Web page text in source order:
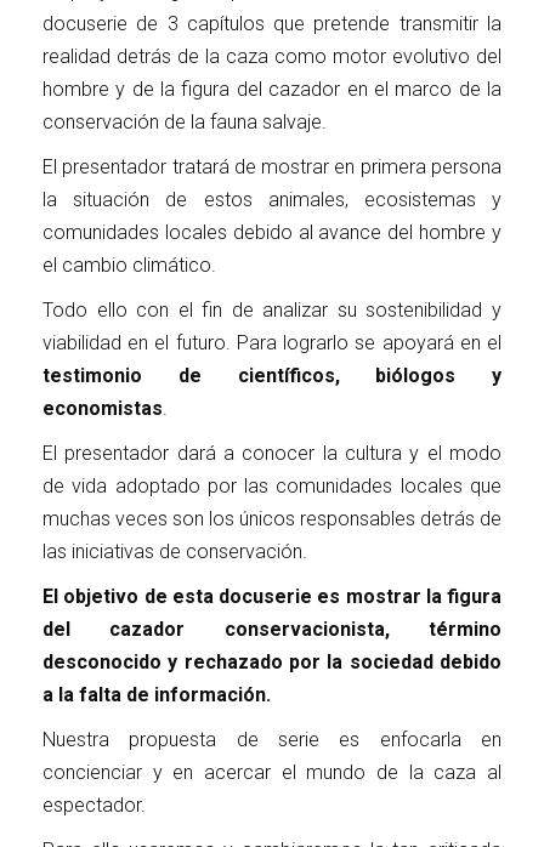
docuserie de 3 capítulos que pretende transmitir la
realidad detrás de la caza como motor evolutivo del
hombre y de la figura del cazador en el marco de la
conservación de la fauna salvaje.
El presentador tratará de mostrar en primera persona
la situación de estos animales, ecosistemas y
comunidades locales debido al avance del hombre y
el cambio climático.
Todo ello con el fin de analizar su sostenibilidad y
viabilidad en el futuro. Para lograrlo se apoyará en el
testimonio de científicos, biólogos y
economistas.
El presentador dará a conocer la cultura y el modo
de vida adoptado por las comunidades locales que
muchas veces son los únicos responsables detrás de
las iniciativas de conservación.
El objetivo de esta docuserie es mostrar la figura
del cazador conservacionista, término
desconocido y rechazado por la sociedad debido
a la falta de información.
Nuestra propuesta de serie es enfocarla en
concienciar y en acercar el mundo de la caza al
espectador.